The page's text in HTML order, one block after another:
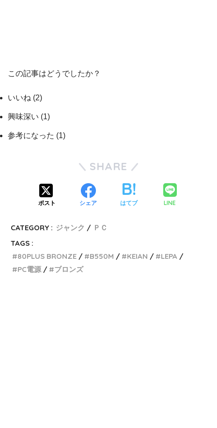
この記事はどうでしたか？
いいね (2)
興味深い (1)
参考になった (1)
SHARE
ポスト シェア はてブ LINE
CATEGORY : ジャンク
ＰＣ
TAGS :
80PLUS BRONZE
B550M KEIAN
LEPA
PC電源
ブロンズ